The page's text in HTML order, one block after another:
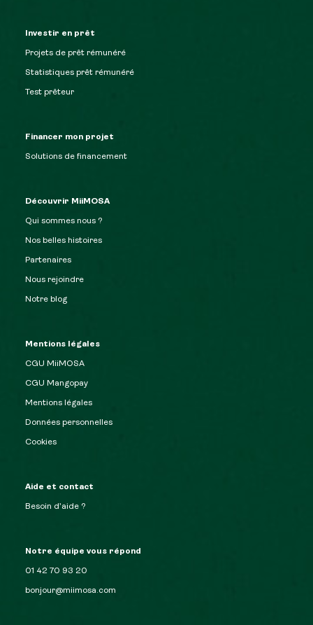
Investir en prêt
Projets de prêt rémunéré
Statistiques prêt rémunéré
Test prêteur
Financer mon projet
Solutions de financement
Découvrir MiiMOSA
Qui sommes nous ?
Nos belles histoires
Partenaires
Nous rejoindre
Notre blog
Mentions légales
CGU MiiMOSA
CGU Mangopay
Mentions légales
Données personnelles
Cookies
Aide et contact
Besoin d’aide ?
Notre équipe vous répond
01 42 70 93 20
bonjour@miimosa.com